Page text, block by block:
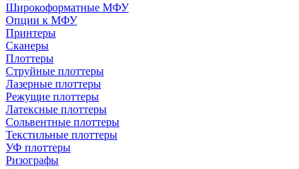
Широкоформатные МФУ
Опции к МФУ
Принтеры
Сканеры
Плоттеры
Струйные плоттеры
Лазерные плоттеры
Режущие плоттеры
Латексные плоттеры
Сольвентные плоттеры
Текстильные плоттеры
УФ плоттеры
Ризографы